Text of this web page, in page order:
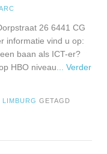
26 6441 CG
informatie vind u op:
baan als ICT-er?
HBO niveau ... Verder
LIMBURG GETAGD